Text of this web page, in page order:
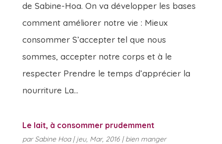
de Sabine-Hoa. On va développer les bases
comment améliorer notre vie : Mieux
consommer S’accepter tel que nous
sommes, accepter notre corps et à le
respecter Prendre le temps d’apprécier la
nourriture La...
Le lait, à consommer prudemment
parSabine Hoa|jeu, Mar, 2016|bien manger